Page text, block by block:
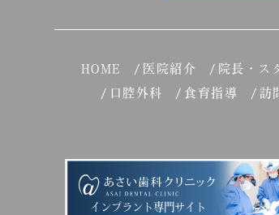
HOME 医院紹介 院長・ス
口腔外科
食育指導 訪
インプラント専門サイト